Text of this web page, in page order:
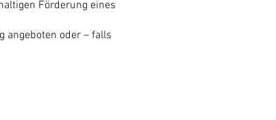
Förderung eines
angeboten oder – falls